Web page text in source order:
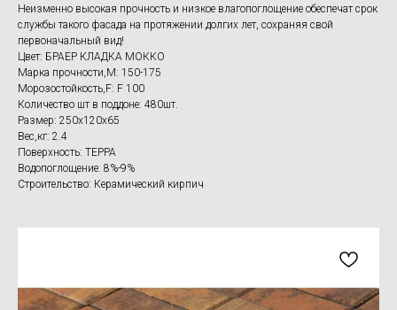
Неизменно высокая прочность и низкое влагопоглощение обеспечат срок
службы такого фасада на протяжении долгих лет, сохраняя свой
первоначальный вид!
Цвет: БРАЕР КЛАДКА МОККО
Марка прочности,M: 150-175
Морозостойкость,F: F 100
Количество шт в поддоне: 480шт.
Размер: 250x120x65
Вес,кг: 2.4
Поверхность: ТЕРРА
Водопоглощение: 8%-9%
Строительство: Керамический кирпич